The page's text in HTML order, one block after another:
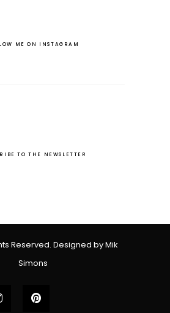
ME ON INSTAGRAM
TO THE NEWSLETTER
Reserved. Designed by Mik
Simons